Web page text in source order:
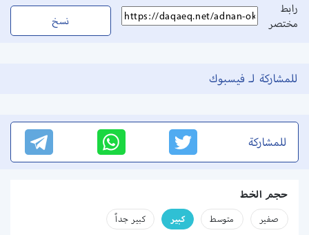
رابط
مختصر
نسخ
للمشاركة لـ فيسبوك
للمشاركة
حجم الخط
صفير متوسط كبير كبير جداً